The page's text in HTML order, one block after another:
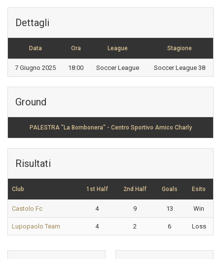
Dettagli
Data Ora League Stagione
7 Giugno 2025 18:00 Soccer League Soccer League 38
Ground
PALESTRA "La Bombonera" - Centro Sportivo Amico Charly
Risultati
Club 1st Half 2nd Half Goals Esito
Castolo Fc 4 9 13 Win
Lupopaolo Team 4 2 6 Loss